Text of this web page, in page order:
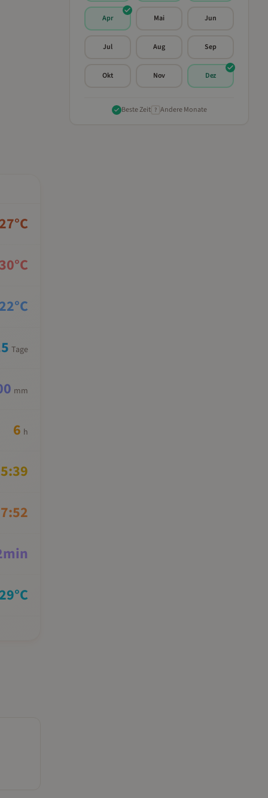
°C
°C
°C
Tage
mm
6 h
min
°C
Apr Mai Jun
Jul Aug Sep
Okt Nov Dez
Beste Zeit ? Andere Monate